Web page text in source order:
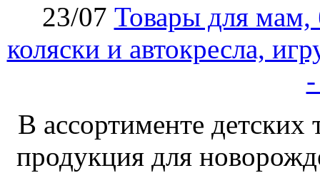
23/07 Товары для мам,
коляски и автокресла,
В ассортименте детских
продукция для